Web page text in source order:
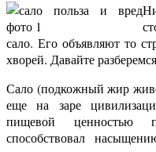
сало. Его объявляют то
хворей. Давайте
Сало (подкожный жир
еще на заре
пищевой ценностью
способствовал